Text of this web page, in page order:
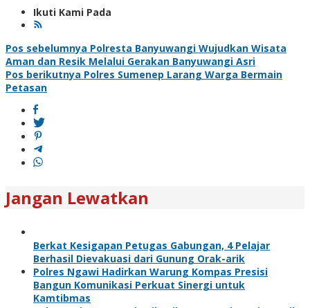
Ikuti Kami Pada
Navigasi
pos
Pos sebelumnya Polresta Banyuwangi Wujudkan Wisata
Aman dan Resik Melalui Gerakan Banyuwangi Asri
Pos berikutnya Polres Sumenep Larang Warga Bermain
Petasan
Jangan Lewatkan
Berkat Kesigapan Petugas Gabungan, 4 Pelajar
Berhasil Dievakuasi dari Gunung Orak-arik
Polres Ngawi Hadirkan Warung Kompas Presisi
Bangun Komunikasi Perkuat Sinergi untuk
Kamtibmas